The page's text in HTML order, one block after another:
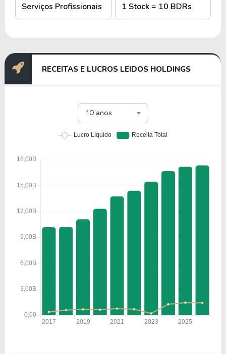
Serviços Profissionais 1 Stock = 10 BDRs
RECEITAS E LUCROS LEIDOS HOLDINGS
10 anos